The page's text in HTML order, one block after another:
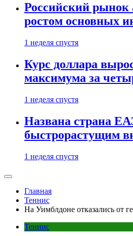
Российский рынок
ростом основных
1 неделя спустя
Курс доллара
максимума за
1 неделя спустя
Названа страна
быстрорастущим
1 неделя спустя
Главная
Теннис
На Уимблдоне отказались от
Теннис